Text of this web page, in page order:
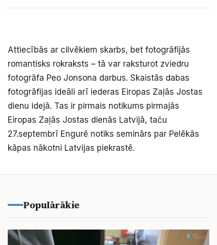
Bizness
Video
Vieta
Reklāma
Attiecībās ar cilvēkiem skarbs, bet fotogrāfijās
romantisks rokraksts – tā var raksturot zviedru
fotogrāfa Peo Jonsona darbus. Skaistās dabas
fotogrāfijas ideāli arī iederas Eiropas Zaļās Jostas
dienu idejā. Tas ir pirmais notikums pirmajās
Eiropas Zaļās Jostas dienās Latvijā, taču
27.septembrī Engurē notiks seminārs par Pelēkās
kāpas nākotni Latvijas piekrastē.
Populārākie